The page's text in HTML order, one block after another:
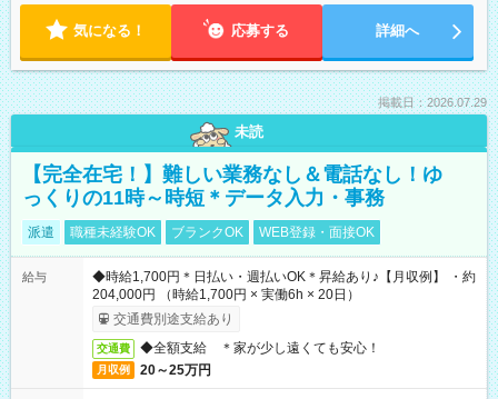
気になる！ 応募する 詳細へ
掲載日：2026.07.29
未読
【完全在宅！】難しい業務なし＆電話なし！ゆ
っくりの11時～時短＊データ入力・事務
派遣 職種未経験OK ブランクOK WEB登録・面接OK
給与
◆時給1,700円＊日払い・週払いOK＊昇給あり♪【月収例】 ・約
204,000円 （時給1,700円 × 実働6h × 20日）
交通費別途支給あり
交通費 ◆全額支給 ＊家が少し遠くても安心！
月収例 20～25万円